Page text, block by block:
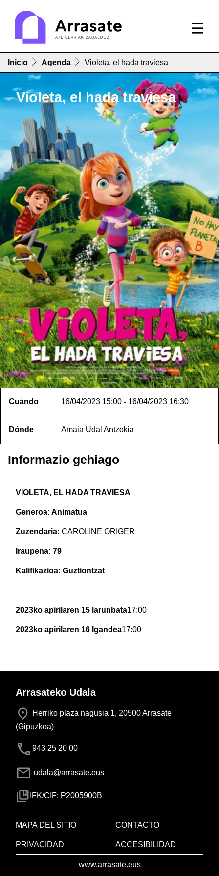
Inicio Agenda Violeta, el hada traviesa
Violeta, el hada traviesa
Cuándo 16/04/2023 15:00 - 16/04/2023 16:30
Dónde Amaia Udal Antzokia
Informazio gehiago
VIOLETA, EL HADA TRAVIESA
Generoa: Animatua
Zuzendaria: CAROLINE ORIGER
Iraupena: 79
Kalifikazioa: Guztiontzat
2023ko apirilaren 15 larunbata17:00
2023ko apirilaren 16 Igandea17:00
Arrasateko Udala
Herriko plaza nagusia 1, 20500 Arrasate
(Gipuzkoa)
943 25 20 00
udala@arrasate.eus
IFK/CIF: P2005900B
MAPA DEL SITIO CONTACTO
PRIVACIDAD ACCESIBILIDAD
www.arrasate.eus